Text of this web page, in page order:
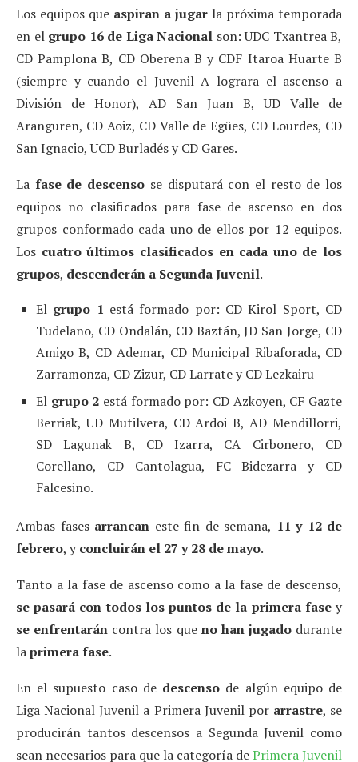
Los equipos que aspiran a jugar la próxima temporada
en el grupo 16 de Liga Nacional son: UDC Txantrea B,
CD Pamplona B, CD Oberena B y CDF Itaroa Huarte B
(siempre y cuando el Juvenil A lograra el ascenso a
División de Honor), AD San Juan B, UD Valle de
Aranguren, CD Aoiz, CD Valle de Egües, CD Lourdes, CD
San Ignacio, UCD Burladés y CD Gares.
La fase de descenso se disputará con el resto de los
equipos no clasificados para fase de ascenso en dos
grupos conformado cada uno de ellos por 12 equipos.
Los cuatro últimos clasificados en cada uno de los
grupos, descenderán a Segunda Juvenil.
El grupo 1 está formado por: CD Kirol Sport, CD
Tudelano, CD Ondalán, CD Baztán, JD San Jorge, CD
Amigo B, CD Ademar, CD Municipal Ribaforada, CD
Zarramonza, CD Zizur, CD Larrate y CD Lezkairu
El grupo 2 está formado por: CD Azkoyen, CF Gazte
Berriak, UD Mutilvera, CD Ardoi B, AD Mendillorri,
SD Lagunak B, CD Izarra, CA Cirbonero, CD
Corellano, CD Cantolagua, FC Bidezarra y CD
Falcesino.
Ambas fases arrancan este fin de semana, 11 y 12 de
febrero, yconcluirán el 27 y 28 de mayo.
Tanto a la fase de ascenso como a la fase de descenso,
se pasará con todos los puntos de la primera fasey
se enfrentarán contra los que no han jugadodurante
laprimera fase.
En el supuesto caso de descenso de algún equipo de
Liga Nacional Juvenil a Primera Juvenil por arrastre, se
producirán tantos descensos a Segunda Juvenil como
sean necesarios para que la categoría dePrimera Juvenil